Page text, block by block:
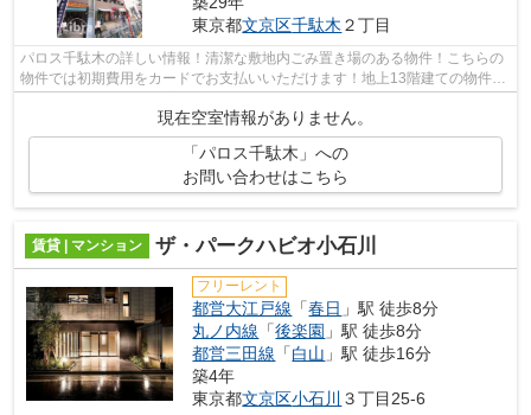
東京都文京区千駄木 ２丁目
パロス千駄木の詳しい情報！清潔な敷地内ごみ置き場のある物件！こちらの
物件では初期費用をカードでお支払いいただけます！地上13階建ての物件で
す！丁寧かつ迅速な対応がモットーの...
現在空室情報がありません。
「パロス千駄木」への
お問い合わせはこちら
賃貸 | マンション ザ・パークハビオ小石川
フリーレント
都営大江戸線 「春日 」駅 徒歩8分
丸ノ内線 「後楽園 」駅 徒歩8分
都営三田線 「白山 」駅 徒歩16分
築4年
東京都文京区小石川 ３丁目25-6